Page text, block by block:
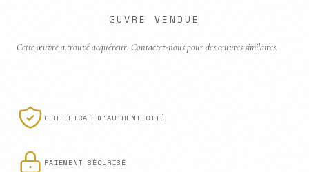
ŒUVRE VENDUE
Cette œuvre a trouvé acquéreur. Contactez-nous pour des œuvres similaires.
CERTIFICAT D'AUTHENTICITÉ
PAIEMENT SÉCURISÉ